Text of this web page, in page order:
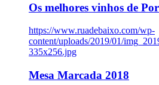
Os melhores vinhos de
https://www.ruadebaixo.com/wp-
content/uploads/2019/01/
335x256.jpg
Mesa Marcada 2018